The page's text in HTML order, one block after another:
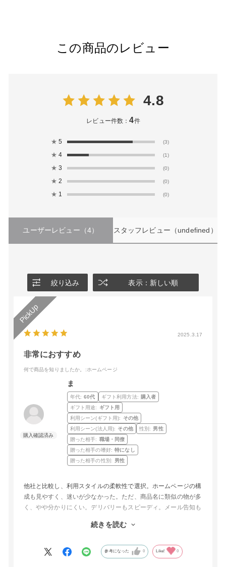
この商品のレビュー
4.8
レビュー件数：4件
★ 5 (3)
★ 4 (1)
★ 3 (0)
★ 2 (0)
★ 1 (0)
ユーザーレビュー （4） スタッフレビュー （undefined）
絞り込み 表示：新しい順
2025.3.17
非常におすすめ
何で商品を知りましたか。 :ホームページ
ま
年代: 60代 ギフト利用方法: 購入者
ギフト用途:
ギフト用
利用シーン(ギフト用):
その他
利用シーン(法人用): その他 性別: 男性
贈った相手: 職場・同僚
贈った相手の嗜好: 特になし
贈った相手の性別: 男性
他社と比較し、利用スタイルの柔軟性で選択。ホームページの構
成も見やすく、迷いが少なかった。ただ、商品名に類似の物が多
く、やや分かりにくい。デリバリーもスピーディ。メール告知も
領収書の出るタイミングが遅いのが残念。領収書ボタンを常時表
いてあるが、内容は説明不足。
続きを読む
参考になった 0 Like! 0